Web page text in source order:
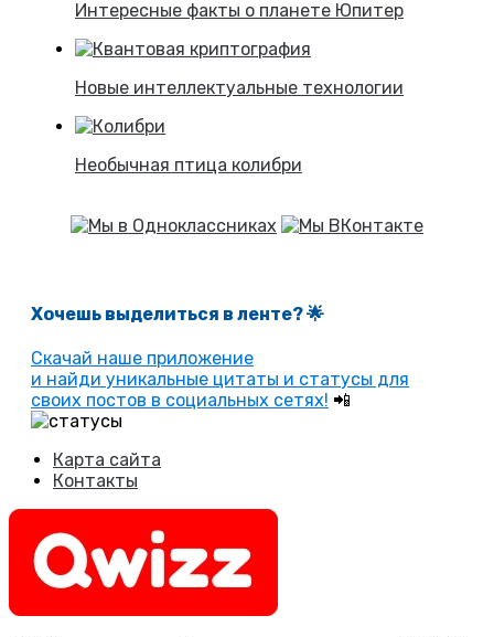
Интересные факты о планете Юпитер
Новые интеллектуальные технологии
Необычная птица колибри
Хочешь выделиться в ленте? 🌟
Скачай наше приложение
и найди уникальные цитаты и статусы для
своих постов в социальных сетях! 📲
Карта сайта
Контакты